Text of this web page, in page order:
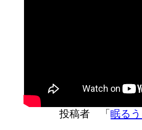
投稿者 「眠る